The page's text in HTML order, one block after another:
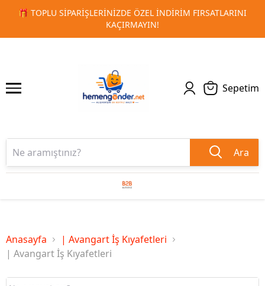
🚀 KURUMSAL PROMOSYON VE MATBAA ÜRÜNLERINDE
TESLIMAT!
1 2
Sepetim
Ara
Anasayfa
| Avangart İş Kıyafetleri
| Avangart İş Kıyafetleri